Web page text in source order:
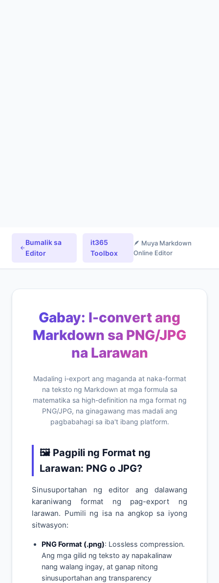
Bumalik sa
Editor
it365
Toolbox
🪶 Muya Markdown
Online Editor
Gabay: I-convert ang
Markdown sa PNG/JPG
na Larawan
Madaling i-export ang maganda at naka-format
na teksto ng Markdown at mga formula sa
matematika sa high-definition na mga format ng
PNG/JPG, na ginagawang mas madali ang
pagbabahagi sa iba't ibang platform.
🖼️ Pagpili ng Format ng
Larawan: PNG o JPG?
Sinusuportahan ng editor ang dalawang
karaniwang format ng pag-export ng
larawan. Pumili ng isa na angkop sa iyong
sitwasyon:
PNG Format (.png): Lossless compression.
Ang mga gilid ng teksto ay napakalinaw
nang walang ingay, at ganap nitong
sinusuportahan ang transparency